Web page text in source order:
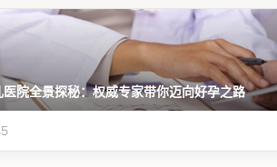
院全景探秘：权威专家带你迈向好孕之路